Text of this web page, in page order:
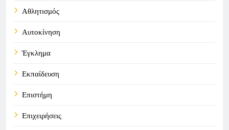
Αθλητισμός
Αυτοκίνηση
Έγκλημα
Εκπαίδευση
Επιστήμη
Επιχειρήσεις